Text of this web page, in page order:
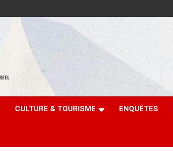
CULTURE & TOURISME ENQUÊTES